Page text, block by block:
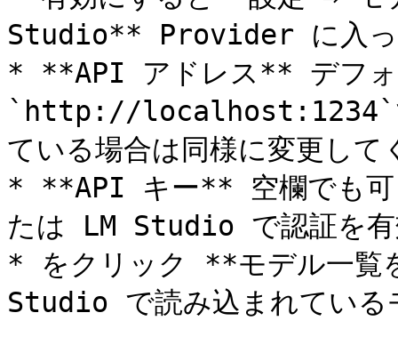
Studio** Provider に入っ
* **API アドレス** デフォ
`http://localhost:1234`で
ている場合は同様に変更して
* **API キー** 空欄でも可
たは LM Studio で認証を有
* をクリック **モデル一
Studio で読み込まれている